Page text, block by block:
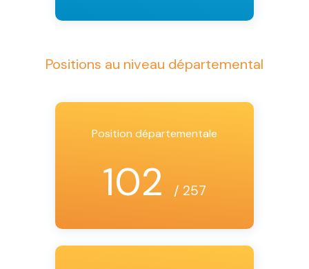
Positions au niveau départemental
Position départementale
102 / 257